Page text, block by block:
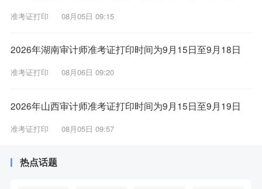
准考证打印 08月05日 09:15
2026年湖南审计师准考证打印时间为9月15日至9月18日
准考证打印 08月06日 09:20
2026年山西审计师准考证打印时间为9月15日至9月19日
准考证打印 08月05日 09:57
热点话题